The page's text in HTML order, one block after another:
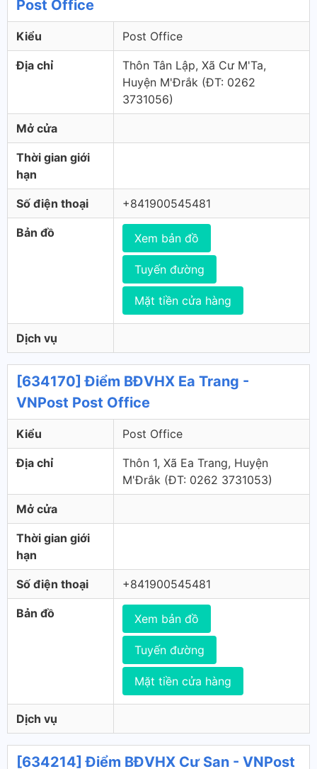
Post Office
Kiểu Post Office
Địa chỉ
Thôn Tân Lập, Xã Cư M'Ta,
Huyện M'Đrắk (ÐT: 0262
3731056)
Mở cửa
Thời gian giới
hạn
Số điện thoại +841900545481
Bản đồ Xem bản đồ
Tuyến đường
Mặt tiền cửa hàng
Dịch vụ
[634170] Điểm BĐVHX Ea Trang -
VNPost Post Office
Kiểu Post Office
Địa chỉ
Thôn 1, Xã Ea Trang, Huyện
M'Đrắk (ÐT: 0262 3731053)
Mở cửa
Thời gian giới
hạn
Số điện thoại +841900545481
Bản đồ Xem bản đồ
Tuyến đường
Mặt tiền cửa hàng
Dịch vụ
[634214] Điểm BĐVHX Cư San - VNPost